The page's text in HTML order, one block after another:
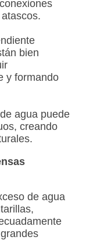
bien
y formando
agua puede
creando
de agua